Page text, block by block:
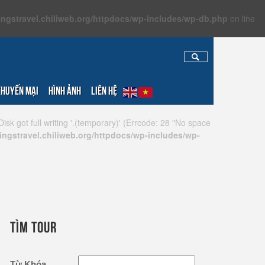
httpdocs/wp-includes/wp-db.php on line
got full writing '.(temporary)' (Errcode: 28 "No space
httpdocs/wp-includes/wp-
MẠI HÌNH ẢNH LIÊN HỆ
TÌM TOUR